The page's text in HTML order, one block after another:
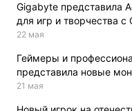
Gigabyte представила
для игр и творчества с
22 мая
Геймеры и
представила новые
21 мая